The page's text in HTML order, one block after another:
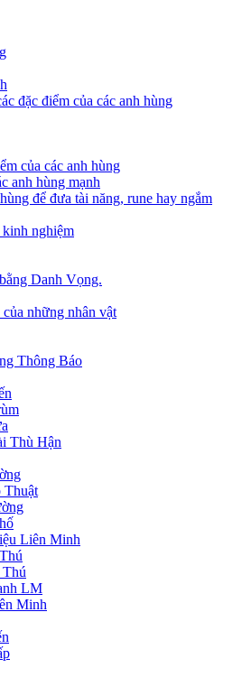
đặc điểm của các anh hùng
của các anh hùng
anh hùng mạnh
để đưa tài năng, rune hay ngắm
kinh nghiệm
Danh Vọng.
những nhân vật
Thông Báo
Thù Hận
Thuật
Liên Minh
LM
Minh